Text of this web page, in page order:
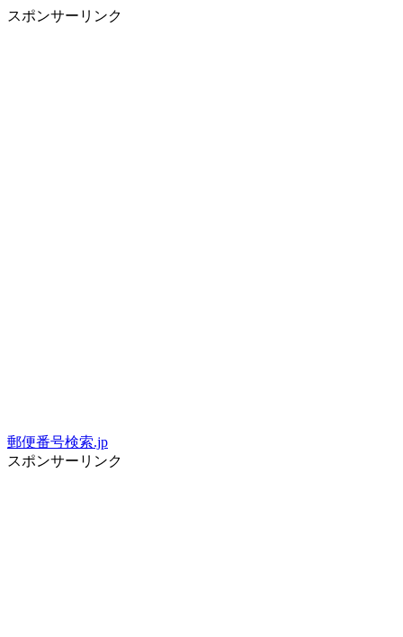
スポンサーリンク
郵便番号検索.jp
スポンサーリンク